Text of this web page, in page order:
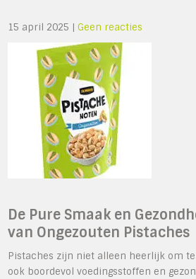
15 april 2025 |Geen reacties
De Pure Smaak en
van Ongezouten Pistaches
Pistaches zijn niet alleen heerlijk om
ook boordevol voedingsstoffen en